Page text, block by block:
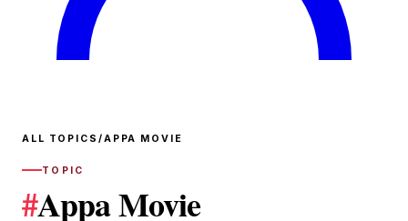
ALL TOPICS /APPA MOVIE
TOPIC
#Appa Movie